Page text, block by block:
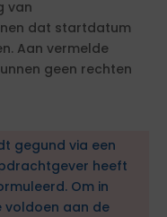
van
dat startdatum
Aan vermelde
geen rechten
gegund via een
heeft
Om in
voldoen aan de